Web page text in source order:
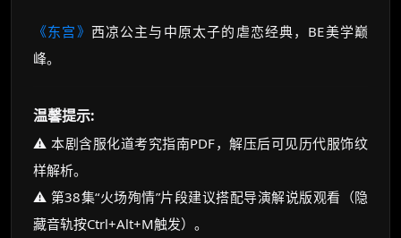
《东宫》 西凉公主与中原太子的虐恋经典，BE美学巅
峰。
温馨提示:
⚠️ 本剧含服化道考究指南PDF，解压后可见历代服饰纹
样解析。
⚠️ 第38集“火场殉情”片段建议搭配导演解说版观看（隐
藏音轨按Ctrl+Alt+M触发）。